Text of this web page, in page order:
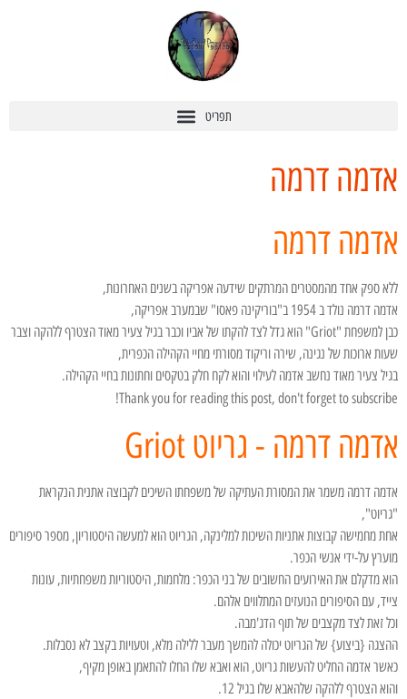
אדמה דרמה
אדמה דרמה
ללא ספק אחד מהמסטרים המרתקים שידעה אפריקה בשנים האחרונות,
אדמה דרמה נולד ב 1954 ב"בוריקינה פאסו" שבמערב אפריקה,
כבן למשפחת "Griot" הוא גדל לצד להקתו של אביו וכבר בגיל צעיר מאוד הצטרף ללהקה וצבר
שעות ארוכות של נגינה, שירה וריקוד מסורתי מחיי הקהילה הכפרית,
בגיל צעיר מאוד נחשב אדמה לעילוי והוא לקח חלק בטקסים וחתונות בחיי הקהילה.
Thank you for reading this post, don't forget to subscribe!
אדמה דרמה - גריוט Griot
אדמה דרמה משמר את המסורת העתיקה של משפחתו השיכים לקבוצה אתנית הנקראת
"גריוט",
אחת מחמישה קבוצות אתניות השיכות למלינקה, הגריוט הוא למעשה היסטוריון, מספר סיפורים
מוערץ על-ידי אנשי הכפר.
הוא מדקלם את האירועים החשובים של בני הכפר: מלחמות, היסטוריות משפחתיות, עונות
צייד, עם הסיפורים הנועזים המתלווים אלהם.
וכל זאת לצד מקצבים של תוף הדג'מבה.
ההצגה {ביצוע} של הגריוט יכולה להמשך מעבר ללילה מלא, וטעויות בקצב לא נסבלות.
כאשר אדמה החליט להעשות גריוט, הוא ואבא שלו החלו להתאמן באופן מקיף,
והוא הצטרף ללהקה שלהאבא שלו בגיל 12.